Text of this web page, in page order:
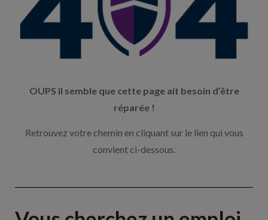
OUPS il semble que cette page ait besoin d’être
réparée !
Retrouvez votre chemin en cliquant sur le lien qui vous
convient ci-dessous.